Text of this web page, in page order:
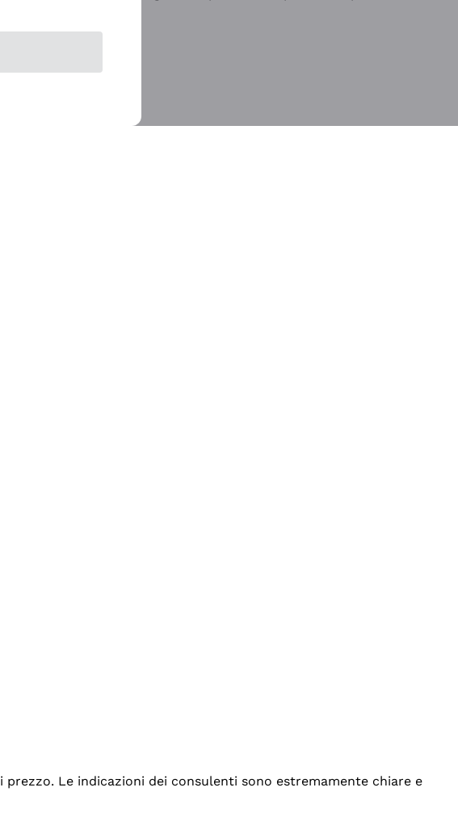
Le indicazioni dei consulenti sono estremamente chiare e